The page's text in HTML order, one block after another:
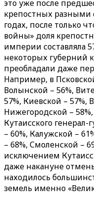
это уже после
крепостных разными
годах, после только
войны» доля
империи составляла
некоторых губерний
преобладали даже
Например, в
Волынской – 56%,
57%, Киевской – 57%,
Нижегородской –
Кутаисского
– 60%, Калужской –
– 68%, Смоленской –
исключением
даже накануне
находилось
земель именно